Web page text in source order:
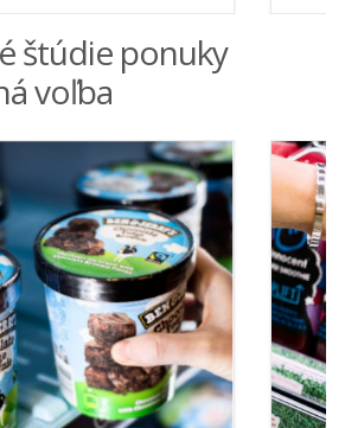
štúdie ponuky
voľba